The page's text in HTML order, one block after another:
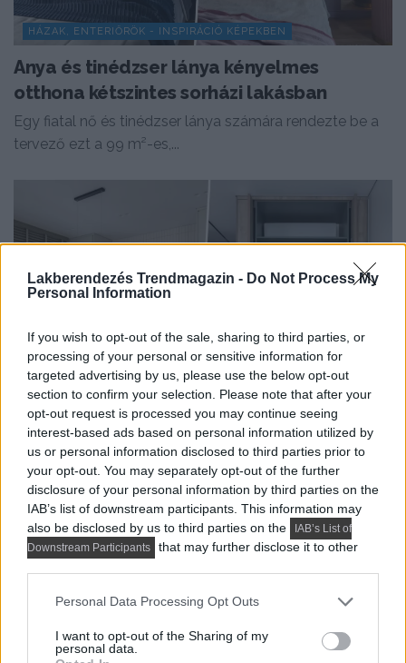
Lakberendezés Trendmagazin - Do Not Process My
Personal Information
If you wish to opt-out of the sale, sharing to third parties, or
processing of your personal or sensitive information for
targeted advertising by us, please use the below opt-out
section to confirm your selection. Please note that after your
opt-out request is processed you may continue seeing
interest-based ads based on personal information utilized by
us or personal information disclosed to third parties prior to
your opt-out. You may separately opt-out of the further
disclosure of your personal information by third parties on the
IAB’s list of downstream participants. This information may
also be disclosed by us to third parties on the
IAB’s List of
Downstream Participants
that may further disclose it to other
Please note that this website/app uses one or more Google
not limited to your visit or usage behaviour. You may click to
grant or deny consent to Google and its third-party tags to
Personal Data Processing Opt Outs
I want to opt-out of the Sharing of my
personal data.
HÁZAK, ENTERIŐRÖK - INSPIRÁCIÓ KÉPEKBEN
Anya és tinédzser lánya kényelmes
otthona kétszintes sorházi lakásban
Egy fiatal nő és tinédzser lánya számára rendezte be a
tervező ezt a 99 m²-es,...
HÍREK, TREND, STÍLUS ÉS DESIGN
Összeköltöző pár 56 m²-es lakása:
dolgozósarok a szekrényben, konyhasziget,
színes részletek
Az 56 négyzetméteres lakást egy fiatal pár számára
alakították ki, akik egy visszafogott, semleges enteriőr...
TOVÁBBIAK BETÖLTÉSE